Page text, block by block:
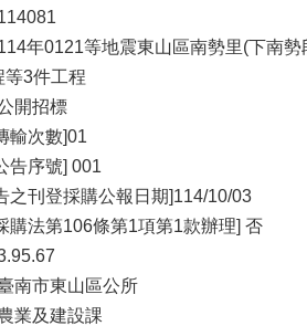
年0121等地震東山區南勢里(下南
等3件工程
開招標
輸次數]01
告序號] 001
之刊登採購公報日期]114/10/03
購法第106條第1項第1款辦理] 否
南市東山區公所
業及建設課